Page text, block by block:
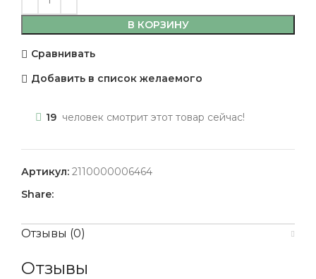
В КОРЗИНУ
Сравнивать
Добавить в список желаемого
19 человек смотрит этот товар сейчас!
Артикул: 2110000006464
Share:
Отзывы (0)
Отзывы